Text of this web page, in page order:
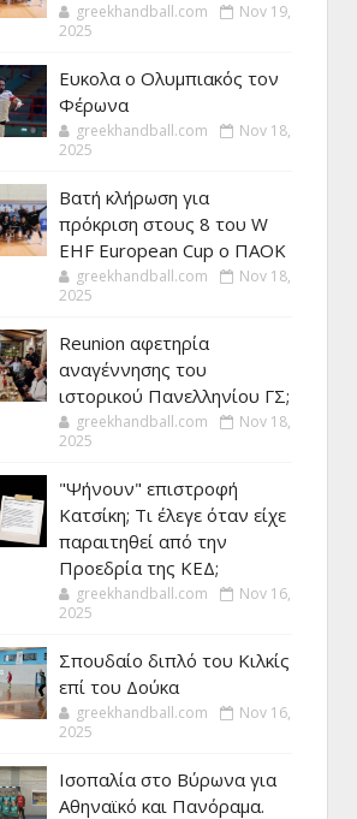
greekhandball.com
Nov 19,
2025
Ευκολα ο Ολυμπιακός τον
Φέρωνα
greekhandball.com
Nov 18,
2025
Βατή κλήρωση για
πρόκριση στους 8 του W
EHF European Cup ο ΠΑΟΚ
greekhandball.com
Nov 18,
2025
Reunion αφετηρία
αναγέννησης του
ιστορικού Πανελληνίου ΓΣ;
greekhandball.com
Nov 18,
2025
"Ψήνουν" επιστροφή
Κατσίκη; Τι έλεγε όταν είχε
παραιτηθεί από την
Προεδρία της ΚΕΔ;
greekhandball.com
Nov 16,
2025
Σπουδαίο διπλό του Κιλκίς
επί του Δούκα
greekhandball.com
Nov 16,
2025
Ισοπαλία στο Βύρωνα για
Αθηναϊκό και Πανόραμα.